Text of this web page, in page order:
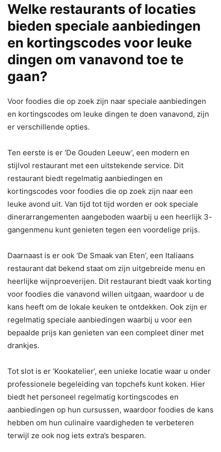
Welke restaurants of locaties
bieden speciale aanbiedingen
en kortingscodes voor leuke
dingen om vanavond toe te
gaan?
Voor foodies die op zoek zijn naar speciale aanbiedingen
en kortingscodes om leuke dingen te doen vanavond, zijn
er verschillende opties.
Ten eerste is er ‘De Gouden Leeuw’, een modern en
stijlvol restaurant met een uitstekende service. Dit
restaurant biedt regelmatig aanbiedingen en
kortingscodes voor foodies die op zoek zijn naar een
leuke avond uit. Van tijd tot tijd worden er ook speciale
dinerarrangementen aangeboden waarbij u een heerlijk 3-
gangenmenu kunt genieten tegen een voordelige prijs.
Daarnaast is er ook ‘De Smaak van Eten’, een Italiaans
restaurant dat bekend staat om zijn uitgebreide menu en
heerlijke wijnproeverijen. Dit restaurant biedt vaak korting
voor foodies die vanavond willen uitgaan, waardoor u de
kans heeft om de lokale keuken te ontdekken. Ook zijn er
regelmatig speciale aanbiedingen waarbij u voor een
bepaalde prijs kan genieten van een compleet diner met
drankjes.
Tot slot is er ‘Kookatelier’, een unieke locatie waar u onder
professionele begeleiding van topchefs kunt koken. Hier
biedt het personeel regelmatig kortingscodes en
aanbiedingen op hun cursussen, waardoor foodies de kans
hebben om hun culinaire vaardigheden te verbeteren
terwijl ze ook nog iets extra’s besparen.